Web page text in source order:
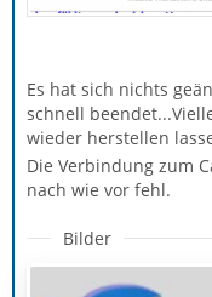
Es hat sich nichts
schnell
wieder herstellen
Die Verbindung zum
nach wie vor fehl.
Bilder